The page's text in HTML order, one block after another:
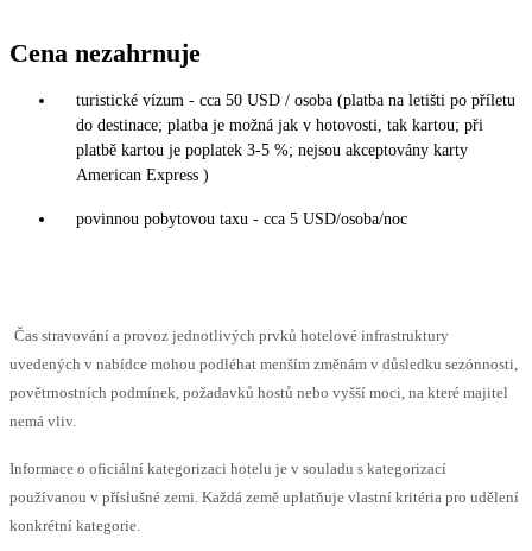
Cena nezahrnuje
turistické vízum - cca 50 USD / osoba (platba na letišti po příletu
do destinace; platba je možná jak v hotovosti, tak kartou; při
platbě kartou je poplatek 3-5 %; nejsou akceptovány karty
American Express )
povinnou pobytovou taxu - cca 5 USD/osoba/noc
Čas stravování a provoz jednotlivých prvků hotelové infrastruktury
uvedených v nabídce mohou podléhat menším změnám v důsledku sezónnosti,
povětrnostních podmínek, požadavků hostů nebo vyšší moci, na které majitel
nemá vliv.
Informace o oficiální kategorizaci hotelu je v souladu s kategorizací
používanou v příslušné zemi. Každá země uplatňuje vlastní kritéria pro udělení
konkrétní kategorie.